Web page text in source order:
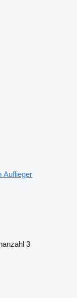
Auflieger
3